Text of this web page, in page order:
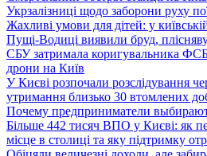
Укрзалізниці щодо заборони руху
Жахливі умови для дітей: у
Пущі-Водиці виявили бруд,
СБУ затримала коригувальника
дрони на Київ
У Києві розпочали розслідування
утримання близько 30 втомлених
Почему предприниматели
Більше 442 тисяч ВПО у Києві: як
місце в столиці та яку підтримку